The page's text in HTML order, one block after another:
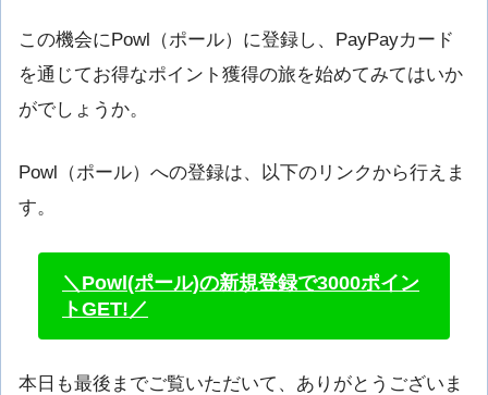
この機会にPowl（ポール）に登録し、PayPayカード
を通じてお得なポイント獲得の旅を始めてみてはいか
がでしょうか。
Powl（ポール）への登録は、以下のリンクから行えま
す。
＼Powl(ポール)の新規登録で3000ポイン
トGET!／
本日も最後までご覧いただいて、ありがとうございま